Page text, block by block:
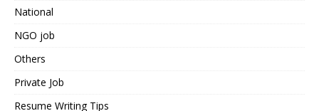
National
NGO job
Others
Private Job
Resume Writing Tips